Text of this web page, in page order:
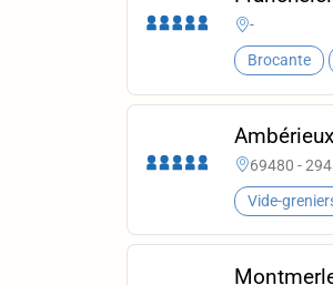
-
Brocante
Ambérieux
69480 -
Vide-